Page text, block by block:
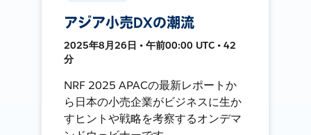
アジア小売DXの潮流
2025年8月26日 • 午前00:00 UTC • 42
分
NRF 2025 APACの最新レポートか
ら日本の小売企業がビジネスに生か
すヒントや戦略を考察するオンデマ